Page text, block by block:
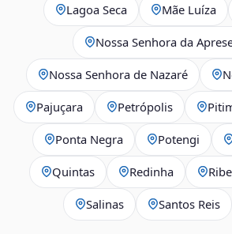
Lagoa Seca Mãe Luíza
Nossa Senhora da
Nossa Senhora de Nazaré
Pajuçara Petrópolis
Ponta Negra Potengi
Quintas Redinha
Salinas Santos Reis